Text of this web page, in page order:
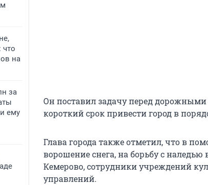
что
на
за
ему
Он поставил задачу перед
короткий срок привести город в
Глава города также отметил, что в
ворошение снега, на борьбу с
Кемерово, сотрудники учреждений
управлений.